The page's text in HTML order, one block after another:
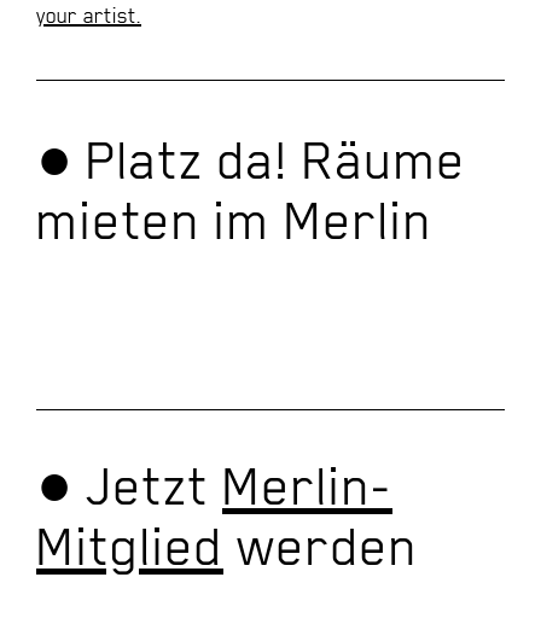
your artist.
● Platz da! Räume
mieten im Merlin
● Jetzt Merlin-
Mitglied werden